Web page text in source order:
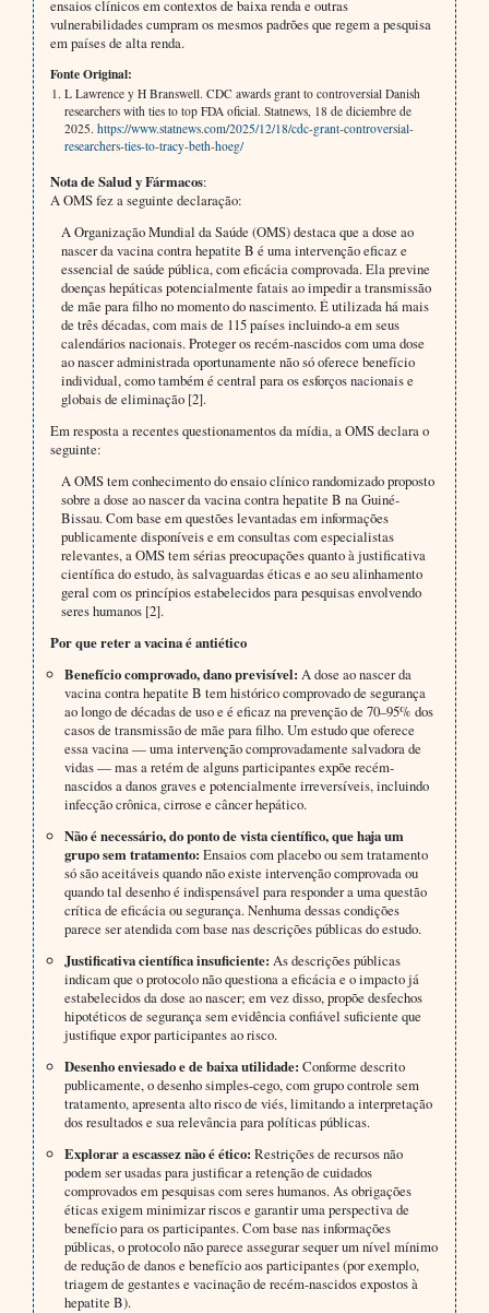
ensaios clínicos em contextos de baixa renda e outras
vulnerabilidades cumpram os mesmos padrões que regem a pesquisa
em países de alta renda.
Fonte Original:
L Lawrence y H Branswell. CDC awards grant to controversial Danish
researchers with ties to top FDA oficial. Statnews, 18 de diciembre de
2025. https://www.statnews.com/2025/12/18/cdc-grant-controversial-
researchers-ties-to-tracy-beth-hoeg/
Nota de Salud y Fármacos:
A OMS fez a seguinte declaração:
A Organização Mundial da Saúde (OMS) destaca que a dose ao
nascer da vacina contra hepatite B é uma intervenção eficaz e
essencial de saúde pública, com eficácia comprovada. Ela previne
doenças hepáticas potencialmente fatais ao impedir a transmissão
de mãe para filho no momento do nascimento. É utilizada há mais
de três décadas, com mais de 115 países incluindo-a em seus
calendários nacionais. Proteger os recém-nascidos com uma dose
ao nascer administrada oportunamente não só oferece benefício
individual, como também é central para os esforços nacionais e
globais de eliminação [2].
Em resposta a recentes questionamentos da mídia, a OMS declara o
seguinte:
A OMS tem conhecimento do ensaio clínico randomizado proposto
sobre a dose ao nascer da vacina contra hepatite B na Guiné-
Bissau. Com base em questões levantadas em informações
publicamente disponíveis e em consultas com especialistas
relevantes, a OMS tem sérias preocupações quanto à justificativa
científica do estudo, às salvaguardas éticas e ao seu alinhamento
geral com os princípios estabelecidos para pesquisas envolvendo
seres humanos [2].
Por que reter a vacina é antiético
Benefício comprovado, dano previsível: A dose ao nascer da
vacina contra hepatite B tem histórico comprovado de segurança
ao longo de décadas de uso e é eficaz na prevenção de 70–95% dos
casos de transmissão de mãe para filho. Um estudo que oferece
essa vacina — uma intervenção comprovadamente salvadora de
vidas — mas a retém de alguns participantes expõe recém-
nascidos a danos graves e potencialmente irreversíveis, incluindo
infecção crônica, cirrose e câncer hepático.
Não é necessário, do ponto de vista científico, que haja um
grupo sem tratamento: Ensaios com placebo ou sem tratamento
só são aceitáveis quando não existe intervenção comprovada ou
quando tal desenho é indispensável para responder a uma questão
crítica de eficácia ou segurança. Nenhuma dessas condições
parece ser atendida com base nas descrições públicas do estudo.
Justificativa científica insuficiente: As descrições públicas
indicam que o protocolo não questiona a eficácia e o impacto já
estabelecidos da dose ao nascer; em vez disso, propõe desfechos
hipotéticos de segurança sem evidência confiável suficiente que
justifique expor participantes ao risco.
Desenho enviesado e de baixa utilidade: Conforme descrito
publicamente, o desenho simples-cego, com grupo controle sem
tratamento, apresenta alto risco de viés, limitando a interpretação
dos resultados e sua relevância para políticas públicas.
Explorar a escassez não é ético: Restrições de recursos não
podem ser usadas para justificar a retenção de cuidados
comprovados em pesquisas com seres humanos. As obrigações
éticas exigem minimizar riscos e garantir uma perspectiva de
benefício para os participantes. Com base nas informações
públicas, o protocolo não parece assegurar sequer um nível mínimo
de redução de danos e benefício aos participantes (por exemplo,
triagem de gestantes e vacinação de recém-nascidos expostos à
hepatite B).